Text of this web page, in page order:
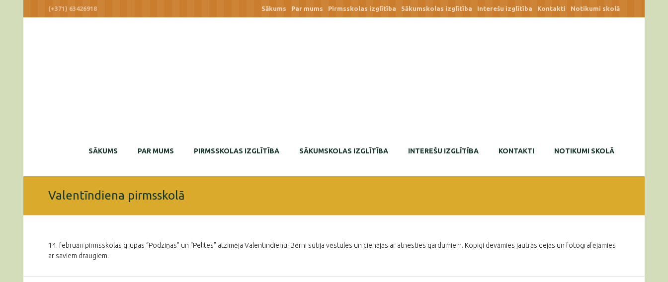
Sākums Par mums Pirmsskolas izglītība Sākumskolas izglītība Interešu izglītība Kontakti Notikumi skolā
(+371) 63426918
SĀKUMS PAR MUMS PIRMSSKOLAS IZGLĪTĪBA SĀKUMSKOLAS IZGLĪTĪBA INTEREŠU IZGLĪTĪBA KONTAKTI NOTIKUMI SKOLĀ
Valentīndiena pirmsskolā
14. februārī pirmsskolas grupas “Podziņas” un “Pelītes” atzīmēja Valentīndienu! Bērni sūtīja vēstules un cienājās ar atnesties gardumiem. Kopīgi devāmies jautrās dejās un fotografējāmies
ar saviem draugiem.